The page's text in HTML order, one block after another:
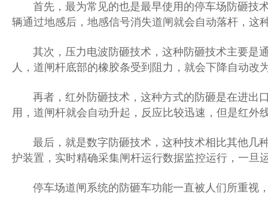
首先，最为常见的也是最早使用的停车场防砸技术
辆通过地感后，地感信号消失道闸就会自动落杆，这
其次，压力电波防砸技术，这种防砸技术主要是通
人，道闸杆底部的橡胶条受到阻力，就会下降自动改
再者，红外防砸技术，这种方式的防砸是在进出口
用，道闸杆就会自动升起，反应比较迅速，但是红
最后，就是数字防砸技术，这种技术相比其他几种
护装置，实时精确采集闸杆运行数据监控运行，一旦
停车场道闸系统的防砸车功能一直被人们所重视